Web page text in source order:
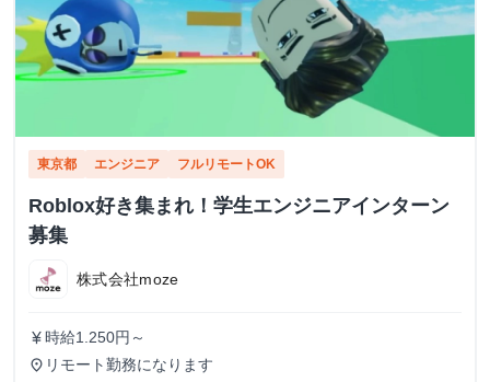
東京都 エンジニア フルリモートOK
Roblox好き集まれ！学生エンジニアインターン
募集
株式会社moze
currency_yen 時給1.250円～
place リモート勤務になります